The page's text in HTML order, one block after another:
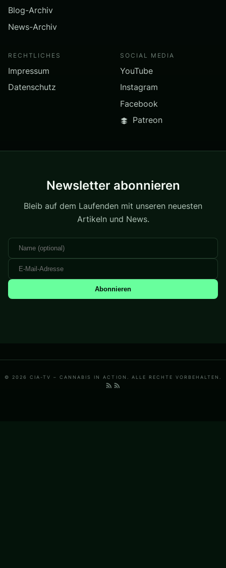
Blog-Archiv
News-Archiv
RECHTLICHES
Impressum
Datenschutz
SOCIAL MEDIA
YouTube
Instagram
Facebook
Patreon
Newsletter abonnieren
Bleib auf dem Laufenden mit unseren neuesten
Artikeln und News.
Abonnieren
© 2026 CIA-TV – CANNABIS IN ACTION. ALLE RECHTE VORBEHALTEN.